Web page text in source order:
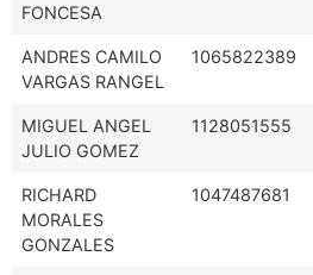
FONCESA
ANDRES CAMILO
VARGAS RANGEL
1065822389
MIGUEL ANGEL
JULIO GOMEZ
1128051555
RICHARD
MORALES
GONZALES
1047487681